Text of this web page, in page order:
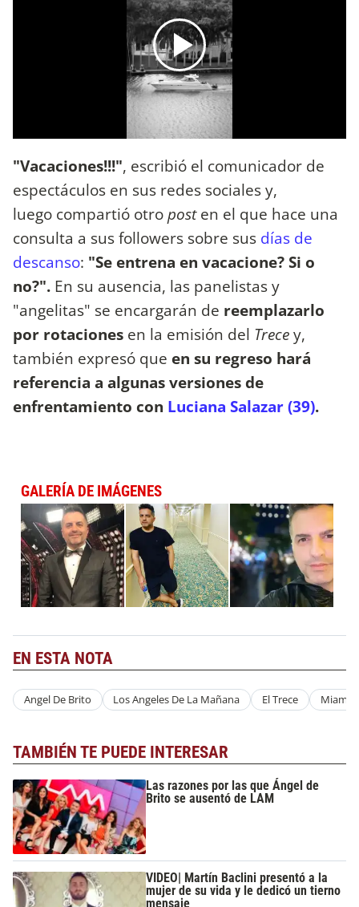
"Vacaciones!!!", escribió el comunicador de
espectáculos en sus redes sociales y,
luego compartió otroposten el que hace una
consulta a sus followers sobre sus días de
descanso: "Se entrena en vacacione? Si o
no?". En su ausencia, las panelistas y
"angelitas" se encargarán de reemplazarlo
por rotaciones en la emisión del Trecey,
también expresó que en su regreso hará
referencia a algunas versiones de
enfrentamiento con Luciana Salazar (39).
GALERÍA DE IMÁGENES
EN ESTA NOTA
Angel De Brito Los Angeles De La Mañana El Trece Miami
TAMBIÉN TE PUEDE INTERESAR
Las razones por las que Ángel de
Brito se ausentó de LAM
VIDEO| Martín Baclini presentó a la
mujer de su vida y le dedicó un tierno
mensaje